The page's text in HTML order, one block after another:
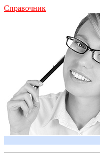
Справочник